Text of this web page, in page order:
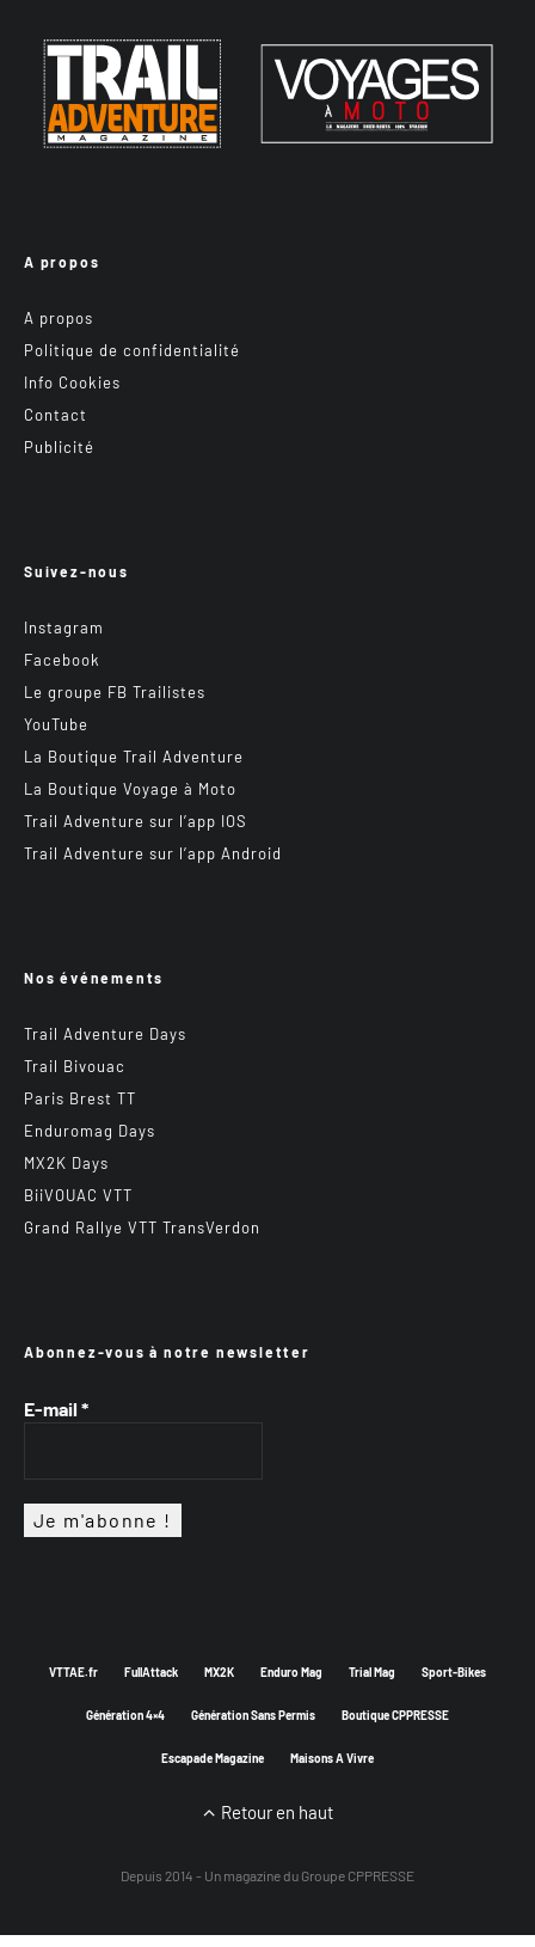
A propos
A propos
Politique de confidentialité
Info Cookies
Contact
Publicité
Suivez-nous
Instagram
Facebook
Le groupe FB Trailistes
YouTube
La Boutique Trail Adventure
La Boutique Voyage à Moto
Trail Adventure sur l’app IOS
Trail Adventure sur l’app Android
Nos événements
Trail Adventure Days
Trail Bivouac
Paris Brest TT
Enduromag Days
MX2K Days
BiiVOUAC VTT
Grand Rallye VTT TransVerdon
Abonnez-vous à notre newsletter
E-mail *
VTTAE.fr FullAttack MX2K Enduro Mag Trial Mag Sport-Bikes
Génération 4×4 Génération Sans Permis Boutique CPPRESSE
Escapade Magazine Maisons A Vivre
Retour en haut
Depuis 2014 - Un magazine du Groupe CPPRESSE